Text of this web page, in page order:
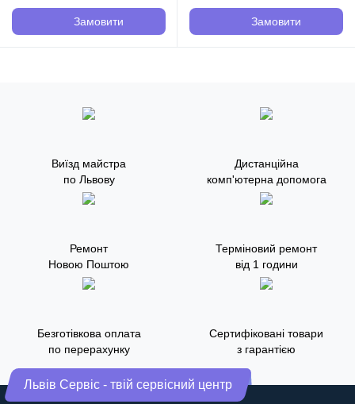
Замовити Замовити
Виїзд майстра
по Львову
Дистанційна
комп'ютерна допомога
Ремонт
Новою Поштою
Терміновий ремонт
від 1 години
Безготівкова оплата
по перерахунку
Сертифіковані товари
з гарантією
Львів Сервіс - твій сервісний центр